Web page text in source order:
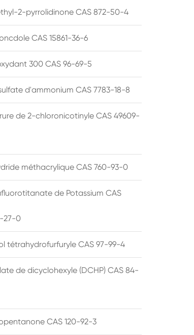
2-pyrrolidinone CAS 872-50-4
CAS 15861-36-6
300 CAS 96-69-5
d'ammonium CAS 7783-18-8
de 2-chloronicotinyle CAS 49609-
méthacrylique CAS 760-93-0
de Potassium CAS
27-0
tétrahydrofurfuryle CAS 97-99-4
de dicyclohexyle (DCHP) CAS 84-
CAS 120-92-3